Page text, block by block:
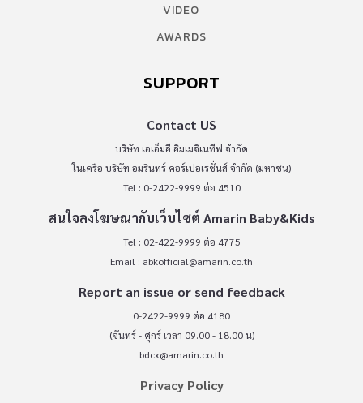
VIDEO
AWARDS
SUPPORT
Contact US
บริษัท เอเอ็มอี อิมเมจิเนทีฟ จำกัด
ในเครือ บริษัท อมรินทร์ คอร์เปอเรชั่นส์ จำกัด (มหาชน)
Tel : 0-2422-9999 ต่อ 4510
สนใจลงโฆษณากับเว็บไซต์ Amarin Baby&Kids
Tel : 02-422-9999 ต่อ 4775
Email : abkofficial@amarin.co.th
Report an issue or send feedback
0-2422-9999 ต่อ 4180
(จันทร์ - ศุกร์ เวลา 09.00 - 18.00 น)
bdcx@amarin.co.th
Privacy Policy